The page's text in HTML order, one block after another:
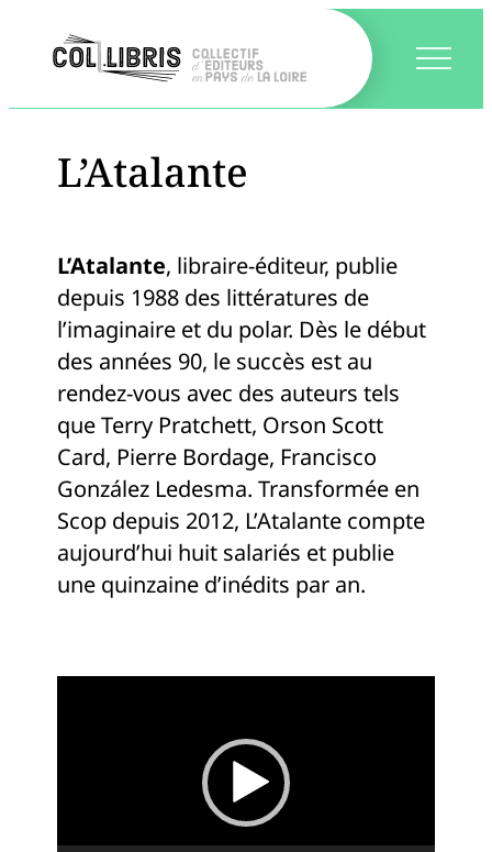
L’Atalante
L’Atalante, libraire-éditeur, publie
depuis 1988 des littératures de
l’imaginaire et du polar. Dès le début
des années 90, le succès est au
rendez-vous avec des auteurs tels
que Terry Pratchett, Orson Scott
Card, Pierre Bordage, Francisco
González Ledesma. Transformée en
Scop depuis 2012, L’Atalante compte
aujourd’hui huit salariés et publie
une quinzaine d’inédits par an.